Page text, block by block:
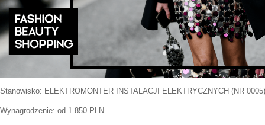
Stanowisko: ELEKTROMONTER INSTALACJI ELEKTRYCZNYCH (NR 0005)
Wynagrodzenie: od 1 850 PLN